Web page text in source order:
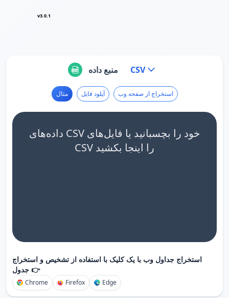
v3.0.1
منبع داده CSV
مثال آپلود فایل استخراج از صفحه وب
داده‌های CSV خود را بچسبانید یا فایل‌های
CSV را اینجا بکشید
استخراج جداول وب با یک کلیک با استفاده از تشخیص و استخراج
جدول 👉
Chrome Firefox Edge